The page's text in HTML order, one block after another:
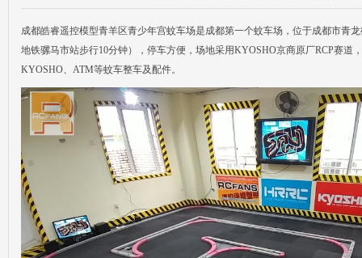
成都皓睿遥控模型青羊区青少年宫蚊车场是成都第一个蚊车场，位于成都市青
地铁骡马市站步行10分钟），停车方便，场地采用KYOSHO京商原厂RCP赛道
KYOSHO、ATM等蚊车整车及配件。